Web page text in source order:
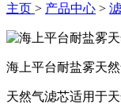
主页 > 产品中心 >
海上平台耐盐雾天
天然气滤芯适用于